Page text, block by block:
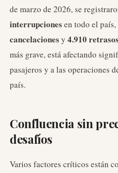
de marzo de 2026, se
interrupciones en todo el
cancelaciones y 4.910 retrasos
más grave, está afectando
pasajeros y a las operaciones
país.
Confluencia sin
desafíos
Varios factores críticos están